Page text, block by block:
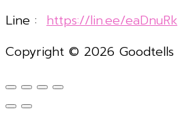
Line : https://lin.ee/eaDnuRk
Copyright © 2026 Goodtells